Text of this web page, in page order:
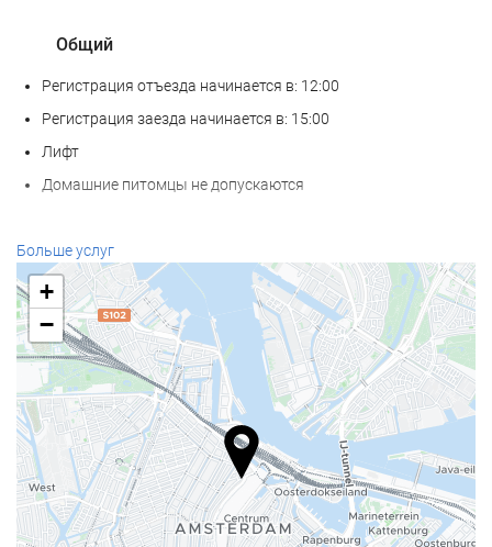
Общий
Регистрация отъезда начинается в: 12:00
Регистрация заезда начинается в: 15:00
Лифт
Домашние питомцы не допускаются
Круглосуточная стойка регистрации
Камера хранения багажа
Еда и напитки
Ресторан à la carte
Бизнес-услуги
Больше услуг
+
−